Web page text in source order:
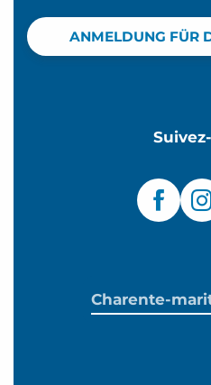
ANMELDUNG FÜR
Charente-